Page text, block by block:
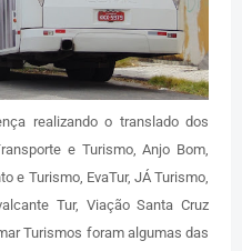
realizando o translado dos
e Turismo, Anjo Bom,
e Turismo, EvaTur, JÁ Turismo,
Tur, Viação Santa Cruz
Turismos foram algumas das